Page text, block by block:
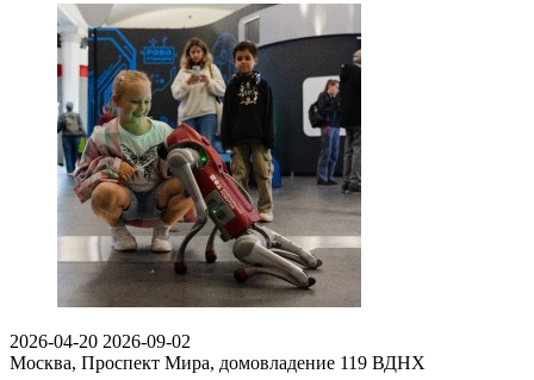
2026-04-20 2026-09-02
Москва, Проспект Мира, домовладение 119 ВДНХ